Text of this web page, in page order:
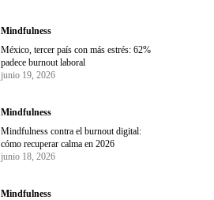
Mindfulness
México, tercer país con más estrés: 62%
padece burnout laboral
junio 19, 2026
Mindfulness
Mindfulness contra el burnout digital:
cómo recuperar calma en 2026
junio 18, 2026
Mindfulness